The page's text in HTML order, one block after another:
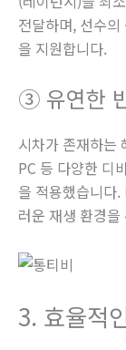
전달하며, 선수
을 지원합니다.
③ 유연한
시차가 존재하는
PC 등 다양한 디
을 적용했습니다
러운 재생 환경
3. 효율적